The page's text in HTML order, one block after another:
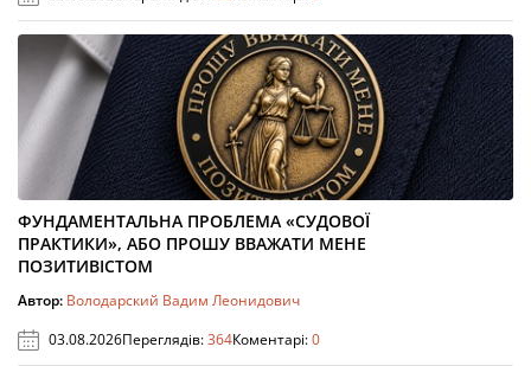
ФУНДАМЕНТАЛЬНА ПРОБЛЕМА «СУДОВОЇ
ПРАКТИКИ», АБО ПРОШУ ВВАЖАТИ МЕНЕ
ПОЗИТИВІСТОМ
Автор: Володарский Вадим Леонидович
03.08.2026Переглядів:364Коментарі:0